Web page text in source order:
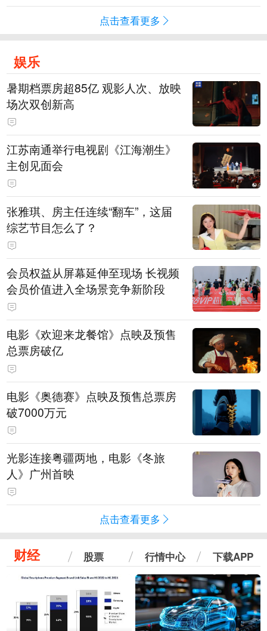
点击查看更多
娱乐
暑期档票房超85亿 观影人次、放映
场次双创新高
江苏南通举行电视剧《江海潮生》
主创见面会
张雅琪、房主任连续“翻车”，这届
综艺节目怎么了？
会员权益从屏幕延伸至现场 长视频
会员价值进入全场景竞争新阶段
电影《欢迎来龙餐馆》点映及预售
总票房破亿
电影《奥德赛》点映及预售总票房
破7000万元
光影连接粤疆两地，电影《冬旅
人》广州首映
点击查看更多
财经 股票 行情中心 下载APP